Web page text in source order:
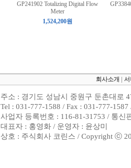
GP241902 Totalizing Digital Flow
Meter
1,524,200원
회사소개
주소 : 경기도 성남시 중원구 둔촌대로
Tel : 031-777-1588 / Fax : 031-777-
사업자 등록번호 : 116-81-31753 / 통신
대표자 : 홍영화 / 운영자 : 윤상미
상호 : 주식회사 코린스 / Copyright ⓒ